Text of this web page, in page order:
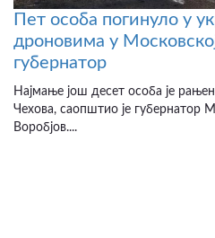
Пет особа погинуло у
дроновима у
губернатор
Најмање још десет особа је
Чехова, саопштио је губернатор
Воробјов....